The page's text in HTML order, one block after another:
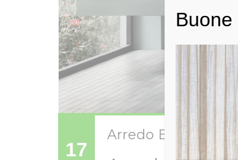
17
Arredo Bagno:
Buone